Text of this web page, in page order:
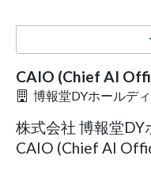
CAIO (Chief AI
博報堂DYホールデ
株式会社 博報堂
CAIO (Chief AI